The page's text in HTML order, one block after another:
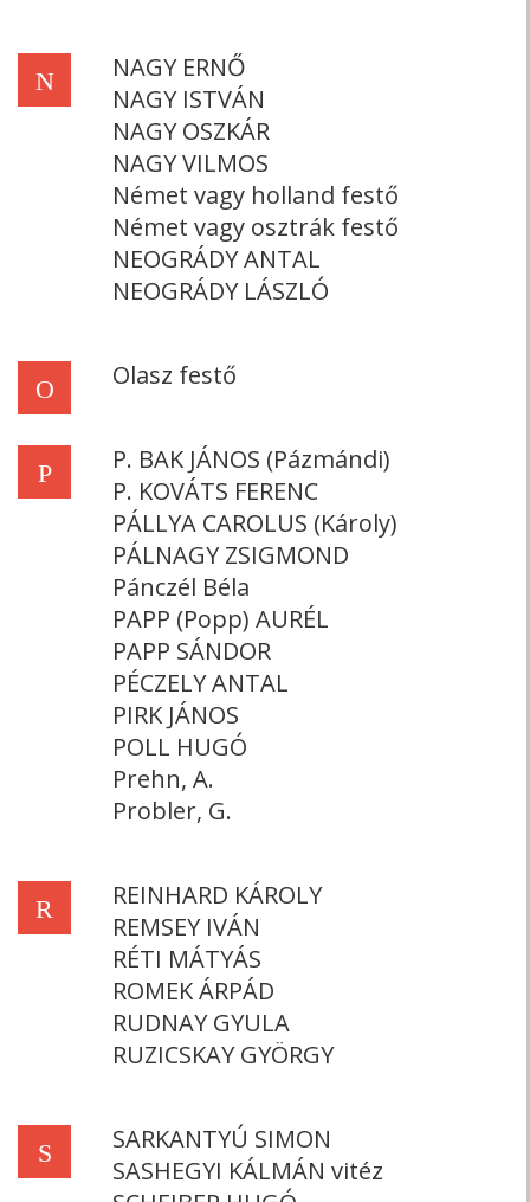
N
NAGY ERNŐ
NAGY ISTVÁN
NAGY OSZKÁR
NAGY VILMOS
Német vagy holland festő
Német vagy osztrák festő
NEOGRÁDY ANTAL
NEOGRÁDY LÁSZLÓ
O Olasz festő
P
P. BAK JÁNOS (Pázmándi)
P. KOVÁTS FERENC
PÁLLYA CAROLUS (Károly)
PÁLNAGY ZSIGMOND
Pánczél Béla
PAPP (Popp) AURÉL
PAPP SÁNDOR
PÉCZELY ANTAL
PIRK JÁNOS
POLL HUGÓ
Prehn, A.
Probler, G.
R
REINHARD KÁROLY
REMSEY IVÁN
RÉTI MÁTYÁS
ROMEK ÁRPÁD
RUDNAY GYULA
RUZICSKAY GYÖRGY
S
SARKANTYÚ SIMON
SASHEGYI KÁLMÁN vitéz